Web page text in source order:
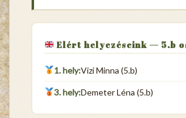
Elért helyezéseink — 5.b
1. hely:Vizi Minna (5.b)
3. hely:Demeter Léna (5.b)